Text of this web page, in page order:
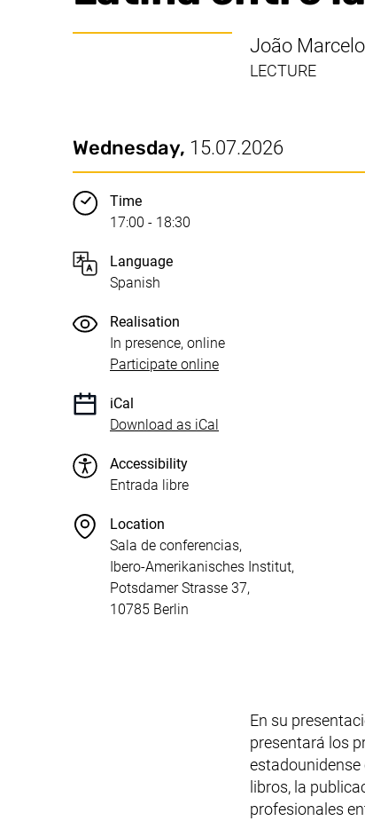
João
LECTURE
Key information
Date / duration:
Wednesday, 15.07.2026
Time
17:00 - 18:30
Language
Spanish
Realisation
In presence, online
Participate online(external link, opens in
iCal
Download as iCal
Accessibility
Entrada libre
Location
Sala de conferencias,
Ibero-Amerikanisches Institut,
Potsdamer Strasse 37,
10785 Berlin
En su
presentará los
libros, la
profesionales